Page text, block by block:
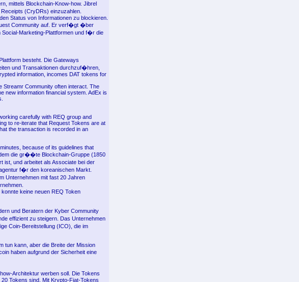
mittels Blockchain-Know-how. Jibrel
(CryDRs) einzuzahlen.
Status von Informationen zu blockieren.
Community auf. Er verf�gt �ber
Marketing-Plattformen und f�r die
besteht. Die Gateways
und Transaktionen durchzuf�hren,
information, incomes DAT tokens for
Streamr Community often interact. The
new information financial system. AdEx is
carefully with REQ group and
to re-iterate that Request Tokens are at
the transaction is recorded in an
because of its guidelines that
die gr��te Blockchain-Gruppe (1850
ist, und arbeitet als Associate bei der
f�r den koreanischen Markt.
Unternehmen mit fast 20 Jahren
keine neuen REQ Token
und Beratern der Kyber Community
effizient zu steigern. Das Unternehmen
Coin-Bereitstellung (ICO), die im
tun kann, aber die Breite der Mission
haben aufgrund der Sicherheit eine
Architektur werben soll. Die Tokens
Tokens sind. Mit Krypto-Fiat-Tokens